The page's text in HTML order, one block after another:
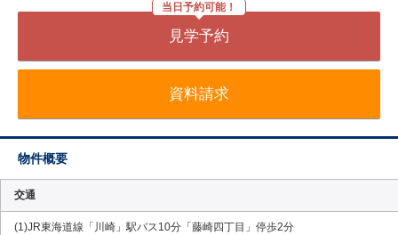
当日予約可能！
見学予約
資料請求
物件概要
交通
(1)JR東海道線「川崎」駅バス10分「藤崎四丁目」停歩2分